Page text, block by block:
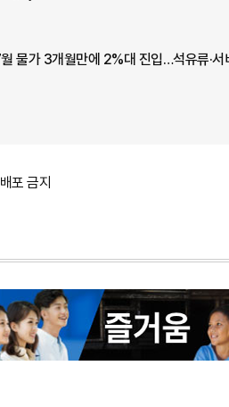
물가 3개월만에 2%대 진입…석유류·서
포 금지